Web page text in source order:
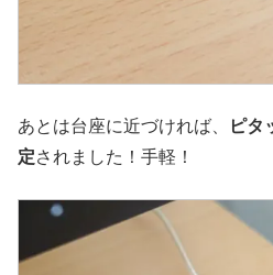
あとは台座に近づければ、
ピタ
定されました！手軽！